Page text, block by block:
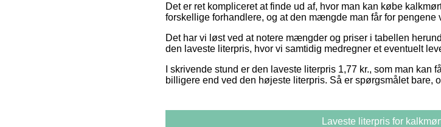
Det er ret kompliceret at finde ud af, hvor man kan købe
forskellige forhandlere, og at den mængde man får for pengene
Det har vi løst ved at notere mængder og priser i tabellen
den laveste literpris, hvor vi samtidig medregner et eventuelt
I skrivende stund er den laveste literpris 1,77 kr., som man kan
billigere end ved den højeste literpris. Så er spørgsmålet bare,
Laveste literpris for